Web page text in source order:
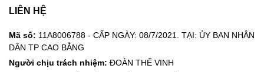
LIÊN HỆ
Mã số: 11A8006788 - CẤP NGÀY: 08/7/2021. TẠI: ỦY BAN NHÂN
DÂN TP CAO BẰNG
Người chịu trách nhiệm: ĐOÀN THẾ VINH